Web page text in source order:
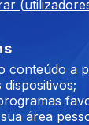
conteúdo a
dispositivos;
área